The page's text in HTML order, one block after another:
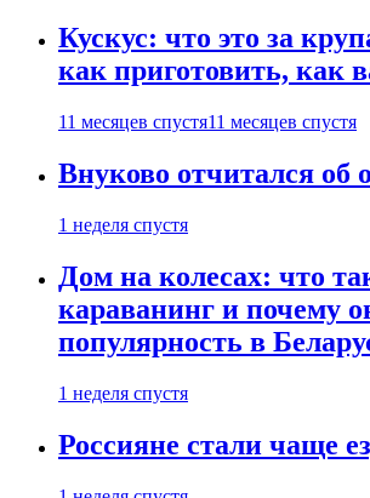
Кускус: что это за
как приготовить, как
11 месяцев спустя11 месяцев спустя
Внуково отчитался об
1 неделя спустя
Дом на колесах: что
караванинг и почему
популярность в
1 неделя спустя
Россияне стали чаще